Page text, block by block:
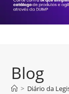
Blog
> Diário da